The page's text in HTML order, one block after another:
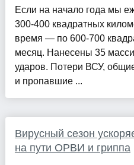
Если на начало года мы
300-400 квадратных
время — по 600-700
месяц. Нанесены 35
ударов. Потери ВСУ,
и пропавшие ...
Вирусный сезон
на пути ОРВИ и гриппа